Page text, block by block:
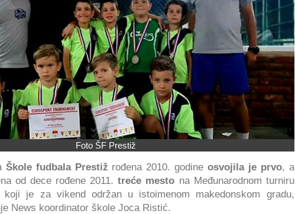
Foto ŠF Prestiž
Škole fudbala Prestiž rođena 2010. godineosvojila je prvo, a
od dece rođene 2011. treće mesto na Međunarodnom turniru
koji je za vikend održan u istoimenom makedonskom gradu,
News koordinator škole Joca Ristić.